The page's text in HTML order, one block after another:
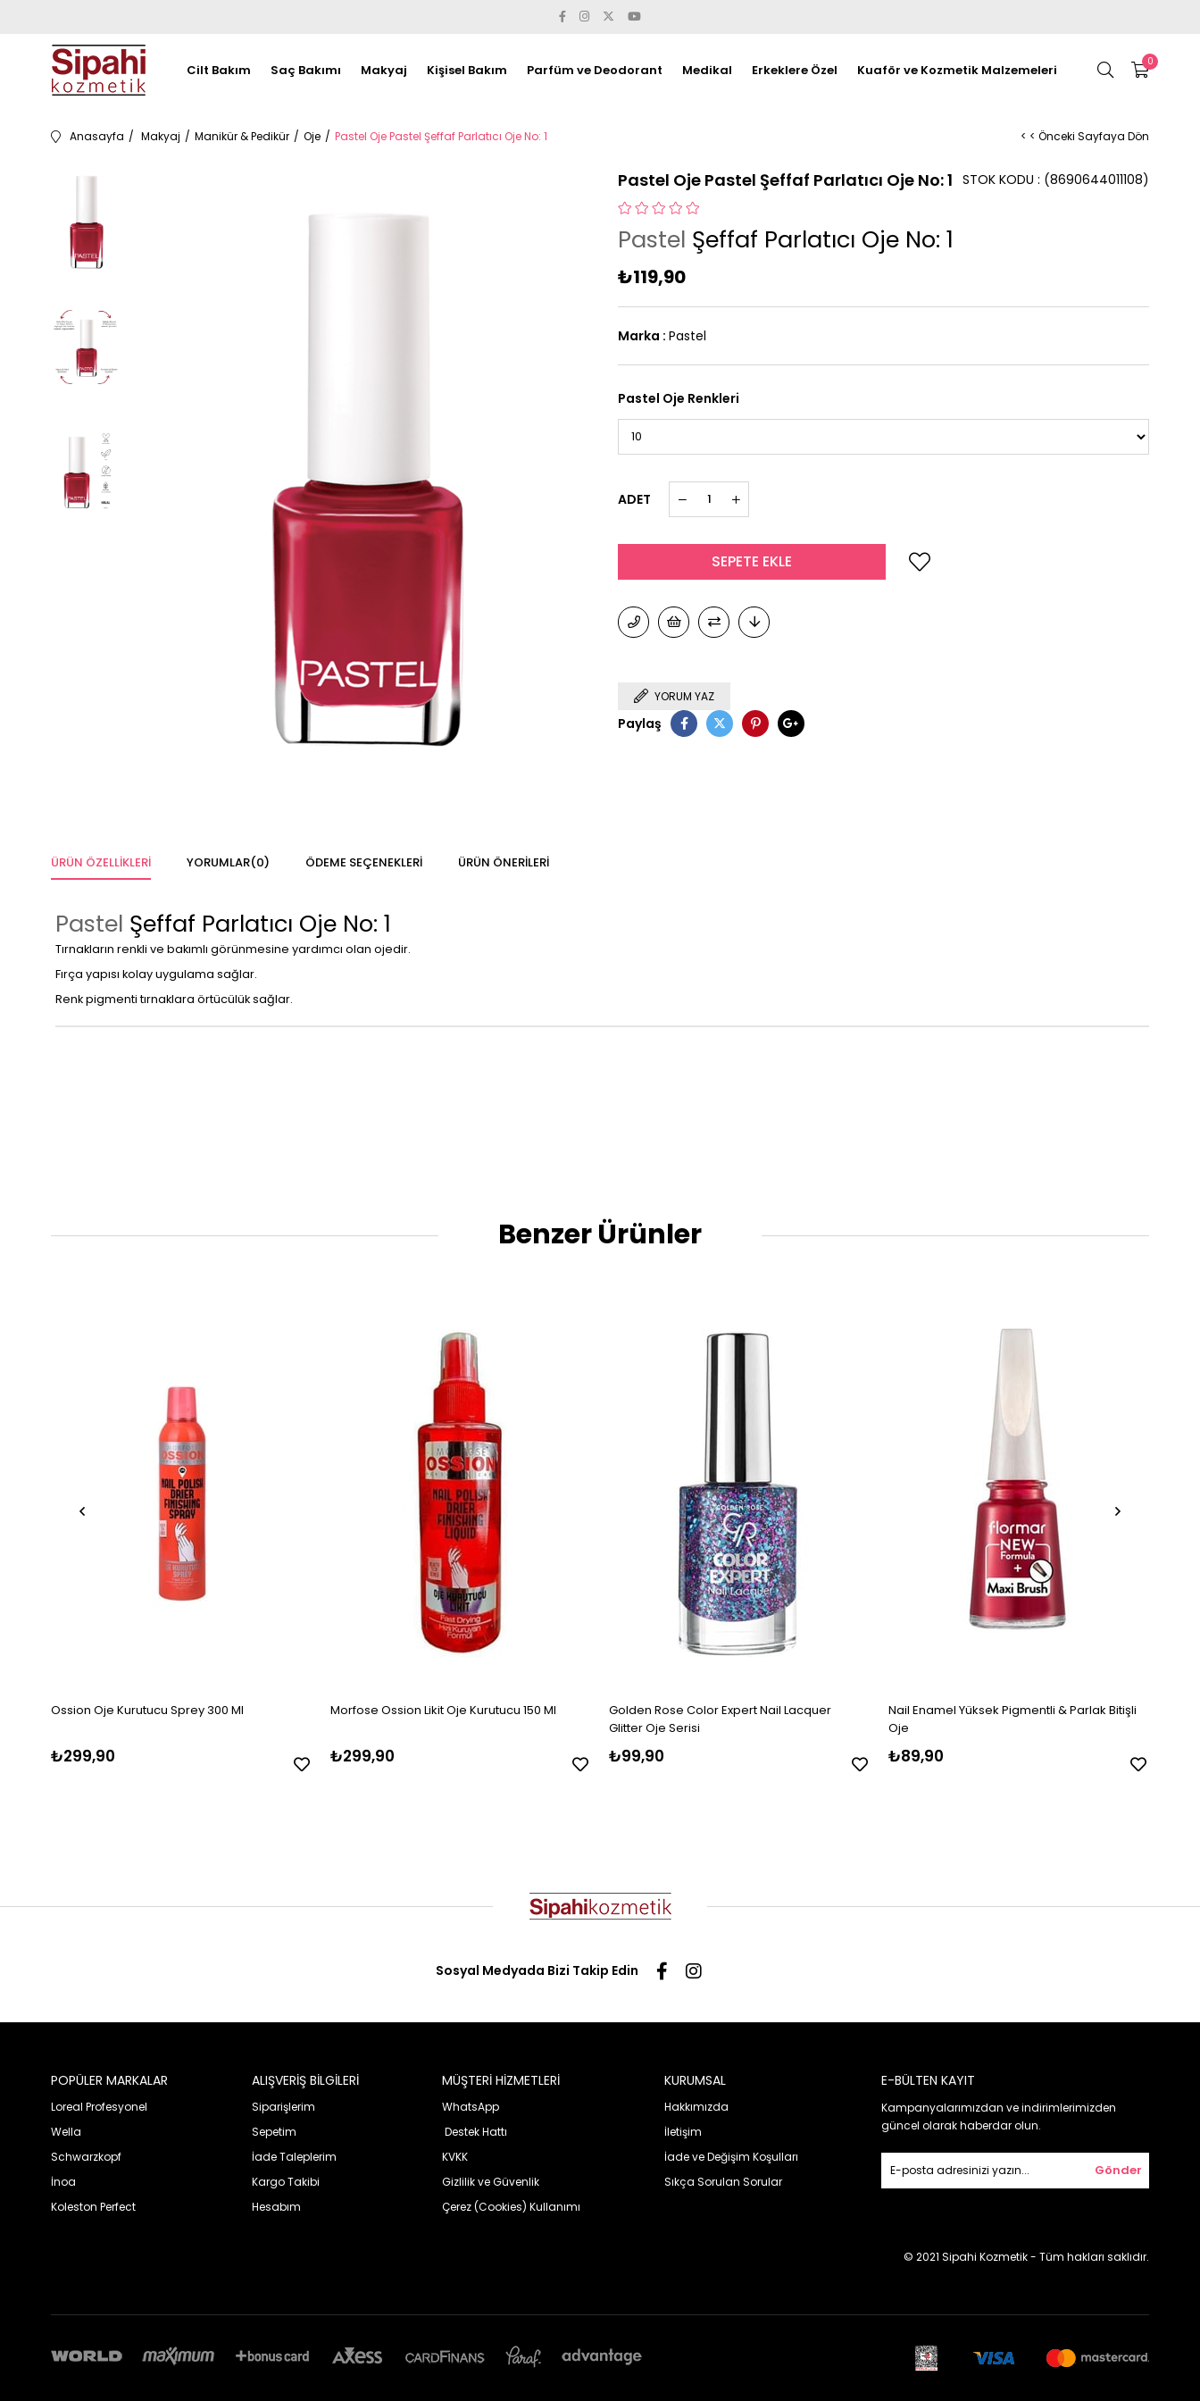
0
Cilt Bakım Saç Bakımı Makyaj Kişisel Bakım Parfüm ve Deodorant Medikal Erkeklere Özel Kuaför ve Kozmetik Malzemeleri
Anasayfa Makyaj Manikür & Pedikür Oje Pastel Oje Pastel Şeffaf Parlatıcı Oje No: 1 < < Önceki Sayfaya Dön
Pastel Oje Pastel Şeffaf Parlatıcı Oje No: 1 STOK KODU (8690644011108)
Pastel Şeffaf Parlatıcı Oje No: 1
₺119,90
Marka : Pastel
Pastel Oje Renkleri
ADET
YORUM YAZ
Paylaş
ÜRÜN ÖZELLIKLERI YORUMLAR(0) ÖDEME SEÇENEKLERI ÜRÜN ÖNERILERI
Pastel Şeffaf Parlatıcı Oje No: 1
Tırnakların renkli ve bakımlı görünmesine yardımcı olan ojedir.
Fırça yapısı kolay uygulama sağlar.
Renk pigmenti tırnaklara örtücülük sağlar.
Benzer Ürünler
Ossion Oje Kurutucu Sprey 300 Ml
₺299,90
Morfose Ossion Likit Oje Kurutucu 150 Ml
₺299,90
Golden Rose Color Expert Nail Lacquer
Glitter Oje Serisi
₺99,90
Nail Enamel Yüksek Pigmentli & Parlak Bitişli
Oje
₺89,90
Sosyal Medyada Bizi Takip Edin
POPÜLER MARKALAR
Loreal Profesyonel
Wella
Schwarzkopf
İnoa
Koleston Perfect
ALIŞVERİŞ BİLGİLERİ
Siparişlerim
Sepetim
İade Taleplerim
Kargo Takibi
Hesabım
MÜŞTERİ HİZMETLERİ
WhatsApp
Destek Hattı
KVKK
Gizlilik ve Güvenlik
Çerez (Cookies) Kullanımı
KURUMSAL
Hakkımızda
İletişim
İade ve Değişim Koşulları
Sıkça Sorulan Sorular
E-BÜLTEN KAYIT
Kampanyalarımızdan ve indirimlerimizden
güncel olarak haberdar olun.
Gönder
© 2021 Sipahi Kozmetik - Tüm hakları saklıdır.